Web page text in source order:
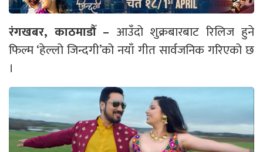
रंगखबर, काठमाडौँ – आउँदो शुक्रबारबाट रिलिज हुने
फिल्म ‘हेल्लो जिन्दगी’को नयाँ गीत सार्वजनिक गरिएको छ
।